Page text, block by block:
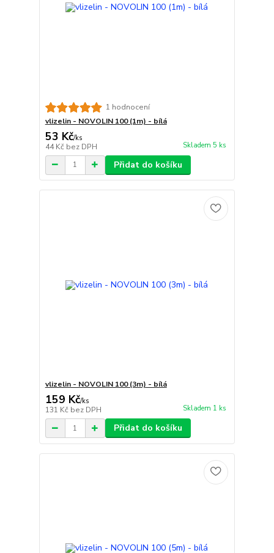
1 hodnocení
vlizelin - NOVOLIN 100 (1m) - bílá
53 Kč/ks
44 Kč bez DPH Skladem 5 ks
Přidat do košíku
vlizelin - NOVOLIN 100 (3m) - bílá
159 Kč/ks
131 Kč bez DPH Skladem 1 ks
Přidat do košíku